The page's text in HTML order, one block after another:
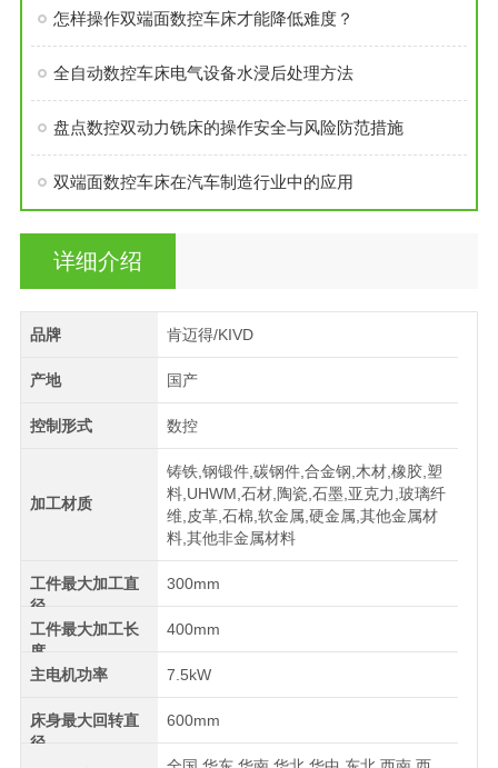
怎样操作双端面数控车床才能降低难度？
全自动数控车床电气设备水浸后处理方法
盘点数控双动力铣床的操作安全与风险防范措施
双端面数控车床在汽车制造行业中的应用
详细介绍
品牌 肯迈得/KIVD
产地 国产
控制形式 数控
加工材质
铸铁,钢锻件,碳钢件,合金钢,木材,橡胶,塑
料,UHWM,石材,陶瓷,石墨,亚克力,玻璃纤
维,皮革,石棉,软金属,硬金属,其他金属材
料,其他非金属材料
工件最大加工直
径
300mm
工件最大加工长
度
400mm
主电机功率 7.5kW
床身最大回转直
径
600mm